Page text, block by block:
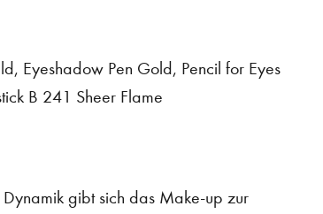
Eyeshadow Pen Gold, Pencil for Eyes
B 241 Sheer Flame
gibt sich das Make-up zur